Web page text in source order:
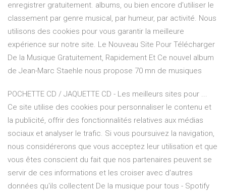
enregistrer gratuitement. albums, ou bien encore d'utiliser le
classement par genre musical, par humeur, par activité. Nous
utilisons des cookies pour vous garantir la meilleure
expérience sur notre site. Le Nouveau Site Pour Télécharger
De la Musique Gratuitement, Rapidement Et Ce nouvel album
de Jean-Marc Staehle nous propose 70 mn de musiques
POCHETTE CD / JAQUETTE CD - Les meilleurs sites pour ...
Ce site utilise des cookies pour personnaliser le contenu et
la publicité, offrir des fonctionnalités relatives aux médias
sociaux et analyser le trafic. Si vous poursuivez la navigation,
nous considérerons que vous acceptez leur utilisation et que
vous êtes conscient du fait que nos partenaires peuvent se
servir de ces informations et les croiser avec d'autres
données qu'ils collectent De la musique pour tous - Spotify